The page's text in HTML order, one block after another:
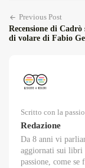
Previous Post
Recensione di Cadrò
di volare di Fabio
Scritto con la
Redazione
Da 8 anni vi
aggiornati sui
passione, come